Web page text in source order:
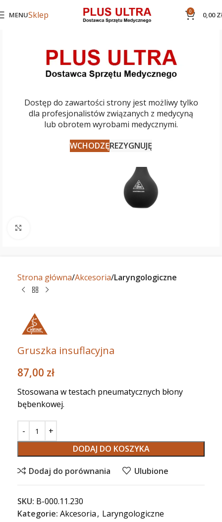
Dostęp do zawartości strony jest możliwy tylko
dla profesjonalistów związanych z medycyną
lub obrotem wyrobami medycznymi.
WCHODZĘREZYGNUJĘ
MENUSklep 0 0,00
Strona główna Akcesoria Laryngologiczne
Gruszka insuflacyjna
87,00 zł
Stosowana w testach pneumatycznych błony
bębenkowej.
DODAJ DO KOSZYKA
Dodaj do porównania Ulubione
SKU: B-000.11.230
Kategorie: Akcesoria, Laryngologiczne